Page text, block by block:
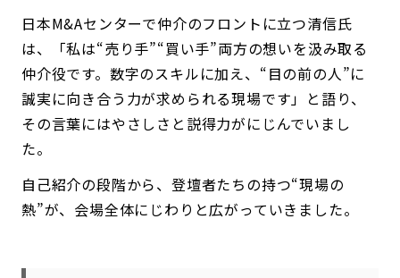
日本M&Aセンターで仲介のフロントに立つ清信氏
は、「私は“売り手”“買い手”両方の想いを汲み取る
仲介役です。数字のスキルに加え、“目の前の人”に
誠実に向き合う力が求められる現場です」と語り、
その言葉にはやさしさと説得力がにじんでいまし
た。
自己紹介の段階から、登壇者たちの持つ“現場の
熱”が、会場全体にじわりと広がっていきました。